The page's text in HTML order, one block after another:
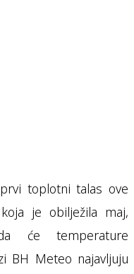
toplotni talas ove
je obilježila maj,
će temperature
BH Meteo najavljuju